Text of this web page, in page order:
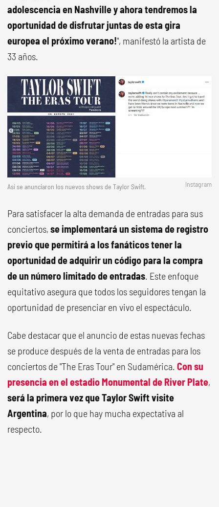
adolescencia en Nashville y ahora tendremos la
oportunidad de disfrutar juntas de esta gira
europea el próximo verano!", manifestó la artista de
33 años.
Así se anunciaron los nuevos shows de Taylor Swift. Instagram
Para satisfacer la alta demanda de entradas para sus
conciertos, se implementará un sistema de registro
previo que permitirá a los fanáticos tener la
oportunidad de adquirir un código para la compra
de un número limitado de entradas. Este enfoque
equitativo asegura que todos los seguidores tengan la
oportunidad de presenciar en vivo el espectáculo.
Cabe destacar que el anuncio de estas nuevas fechas
se produce después de la venta de entradas para los
conciertos de "The Eras Tour" en Sudamérica. Con su
presencia en el estadio Monumental de River Plate,
será la primera vez que Taylor Swift visite
Argentina, por lo que hay mucha expectativa al
respecto.